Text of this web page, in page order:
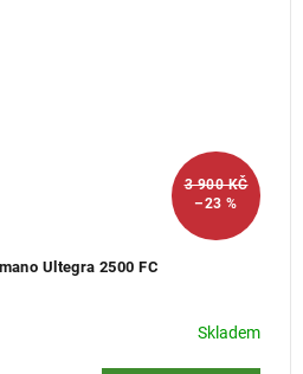
3 900 KČ
–23 %
Ultegra 2500 FC
Skladem